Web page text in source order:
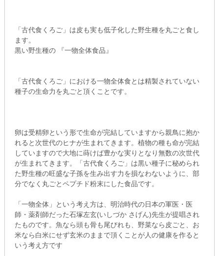
「古代食くろご」は皮も実も低子化した野生種を丸ごと食し
ます。
黒い野生種の 『一物全体食品』
「古代食くろご」における一物全体食とは精製されていない
種子の生命力を丸ごと頂くことです。
卵は受精卵という形で生命が完結していますから親鳥に抱か
れると次世代のヒナが生まれてきます。植物の種も命が完結
していますので大地に蒔けば豊かな実りとなり無数の次世代
が生まれてきます。「古代食くろご」は黒い種子に秘められ
た野生種の旺盛な子孫を生み出す力を損なわないように、部
分でなく丸ごとペプチド粉末にした食品です。
「一物全体」という考え方は、明治時代の日本の軍医・医
師・薬剤師だった石塚左玄(いしづか さげん)先生が提唱され
たものです。魚なら頭も骨も尾びれも、野菜なら皮ごと、お
米なら白米にせず玄米のままで頂くことが人の健康を作ると
いう考え方です